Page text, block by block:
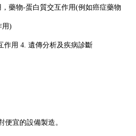
藥物-蛋白質交互作用(例如癌症藥物
用)
作用 4. 遺傳分析及疾病診斷
便宜的設備製造。